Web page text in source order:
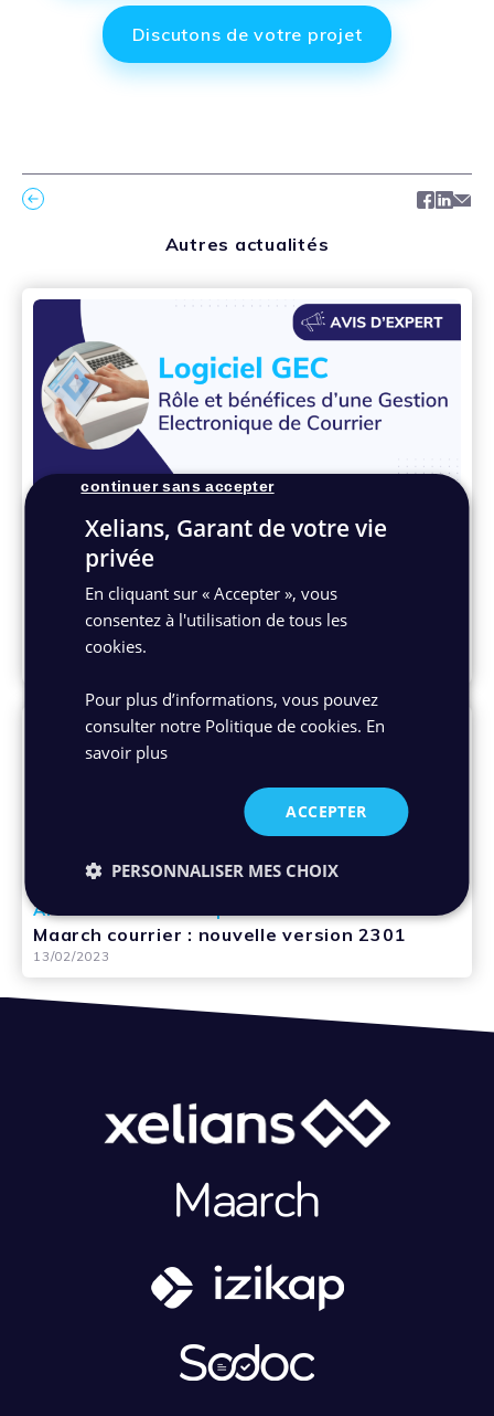
Discutons de votre projet
Autres actualités
Avis d'experts
Gestion Electronique de Courrier (GEC) :
découvrez son rôle
Découvrez le rôle de la Gestion Électronique du
Courrier (GEC) en entreprises et comment
optimiser votre gestion des correspondances...
Article - Nouveauté produit
Maarch courrier : nouvelle version 2301
13/02/2023
Xelians, Garant de votre vie
privée
En cliquant sur « Accepter », vous
consentez à l'utilisation de tous les
cookies.
Pour plus d’informations, vous pouvez
consulter notre Politique de cookies. En
savoir plus
ACCEPTER
continuer sans accepter
PERSONNALISER MES CHOIX